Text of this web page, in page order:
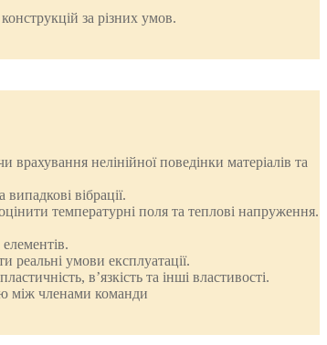
за різних умов.
нелінійної поведінки матеріалів та
вібрації.
температурні поля та теплові напруження.
умови експлуатації.
в’язкість та інші властивості.
між членами команди